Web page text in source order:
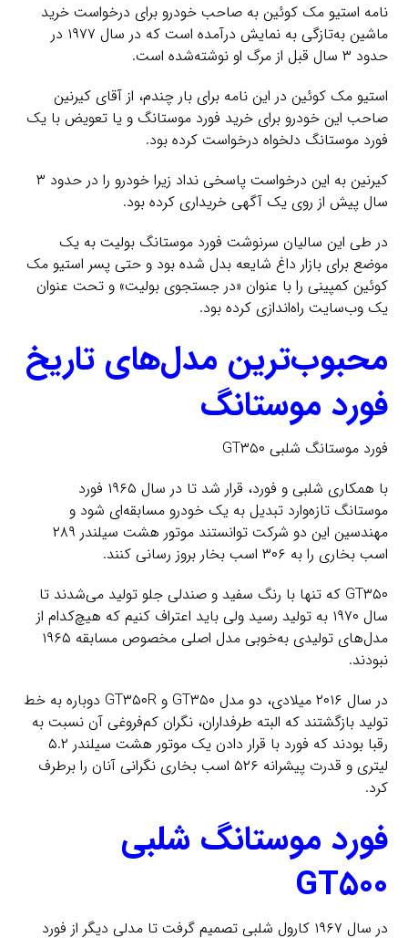
نامه استیو مک کوئین به صاحب خودرو برای درخواست خرید
ماشین به‌تازگی به نمایش درآمده است که در سال ۱۹۷۷ در
حدود ۳ سال قبل از مرگ او نوشته‌شده است.
استیو مک کوئین در این نامه برای بار چندم، از آقای کیرنین
صاحب این خودرو برای خرید فورد موستانگ و یا تعویض با یک
فورد موستانگ دلخواه درخواست کرده بود.
کیرنین به این درخواست پاسخی نداد زیرا خودرو را در حدود ۳
سال پیش از روی یک آگهی خریداری کرده بود.
در طی این سالیان سرنوشت فورد موستانگ بولیت به یک
موضع برای بازار داغ شایعه بدل شده بود و حتی پسر استیو مک
کوئین کمپینی را با عنوان «در جستجوی بولیت» و تحت عنوان
یک وب‌سایت راه‌اندازی کرده بود.
محبوب‌ترین مدل‌های تاریخ
فورد موستانگ
فورد موستانگ شلبی GT۳۵۰
با همکاری شلبی و فورد، قرار شد تا در سال ۱۹۶۵ فورد
موستانگ تازه‌وارد تبدیل به یک خودرو مسابقه‌ای شود و
مهندسین این دو شرکت توانستند موتور هشت سیلندر ۲۸۹
اسب بخاری را به ۳۰۶ اسب بخار بروز رسانی کنند.
GT۳۵۰ که تنها با رنگ سفید و صندلی جلو تولید می‌شدند تا
سال ۱۹۷۰ به تولید رسید ولی باید اعتراف کنیم که هیچ‌کدام از
مدل‌های تولیدی به‌خوبی مدل اصلی مخصوص مسابقه ۱۹۶۵
نبودند.
در سال ۲۰۱۶ میلادی، دو مدل GT۳۵۰ و GT۳۵۰R دوباره به خط
تولید بازگشتند که البته طرفداران، نگران کم‌فروغی آن نسبت به
رقبا بودند که فورد با قرار دادن یک موتور هشت سیلندر ۵.۲
لیتری و قدرت پیشرانه ۵۲۶ اسب بخاری نگرانی آنان را برطرف
کرد.
فورد موستانگ شلبی
GT۵۰۰
در سال ۱۹۶۷ کارول شلبی تصمیم گرفت تا مدلی دیگر از فورد